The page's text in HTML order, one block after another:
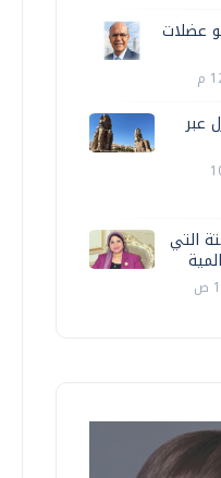
عضلات
عبر
10:00
التي